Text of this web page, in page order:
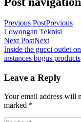
Previous PostPrevious
Lowongan Teknisi
Next PostNext
Inside the gucci outlet
instances bogus products
Leave a Reply
Your email address will
marked *